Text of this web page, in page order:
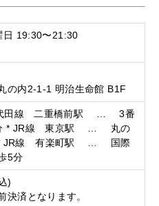
日 19:30〜21:30
の内2-1-1 明治生命館 B1F
代田線 二重橋前駅 … 3番
分 * JR線 東京駅 … 丸の
* JR線 有楽町駅 … 国際
5分
)
決済となります。